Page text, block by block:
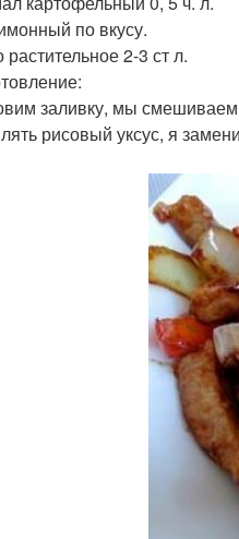
по вкусу.
2-3 ст л.
заливку, мы
рисовый уксус, я